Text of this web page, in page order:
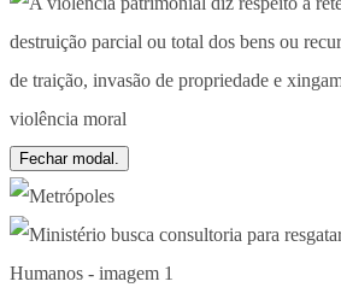
Fechar modal.